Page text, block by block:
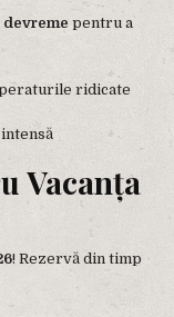
devreme pentru a
ridicate
Vacanța
! Rezervă din timp